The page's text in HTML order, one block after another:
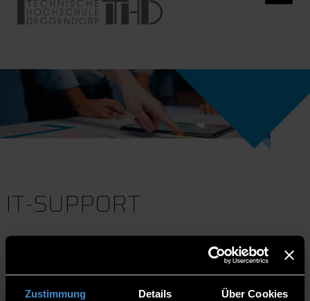
Zustimmung Details Über Cookies
IT-SUPPORT